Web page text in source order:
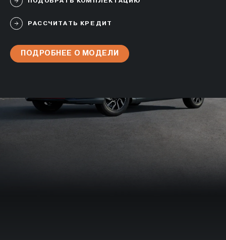
РАССЧИТАТЬ КРЕДИТ
ПОДРОБНЕЕ О МОДЕЛИ